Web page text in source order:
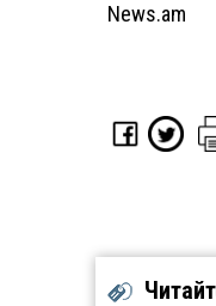
News.am